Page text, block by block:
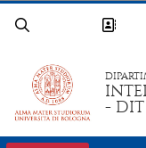
- DIT